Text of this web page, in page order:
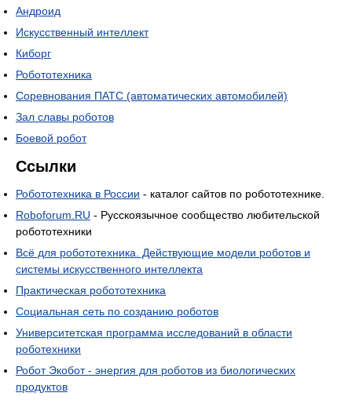
Андроид
Искусственный интеллект
Киборг
Робототехника
Соревнования ПАТС (автоматических автомобилей)
Зал славы роботов
Боевой робот
Ссылки
Робототехника в России - каталог сайтов по робототехнике.
Roboforum.RU - Русскоязычное сообщество любительской
робототехники
Всё для робототехника. Действующие модели роботов и
системы искусственного интеллекта
Практическая робототехника
Социальная сеть по созданию роботов
Университетская программа исследований в области
роботехники
Робот Экобот - энергия для роботов из биологических
продуктов